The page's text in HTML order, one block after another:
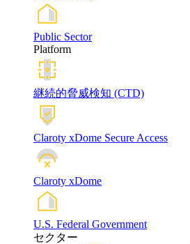
Public Sector
Platform
継続的脅威検知 (CTD)
Claroty xDome Secure Access
Claroty xDome
U.S. Federal Government
セクター